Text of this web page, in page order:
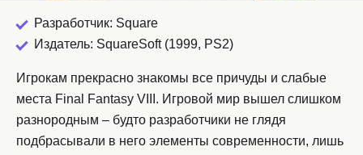
Разработчик: Square
Издатель: SquareSoft (1999, PS2)
Игрокам прекрасно знакомы все причуды и слабые
места Final Fantasy VIII. Игровой мир вышел слишком
разнородным – будто разработчики не глядя
подбрасывали в него элементы современности, лишь